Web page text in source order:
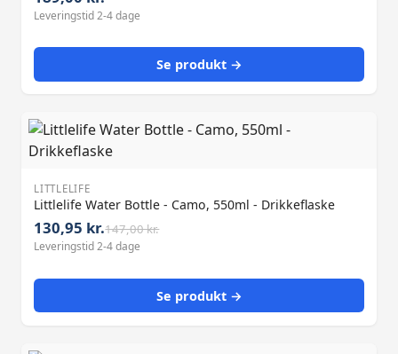
Leveringstid 2-4 dage
Se produkt →
LITTLELIFE
Littlelife Water Bottle - Camo, 550ml - Drikkeflaske
130,95 kr.147,00 kr.
Leveringstid 2-4 dage
Se produkt →